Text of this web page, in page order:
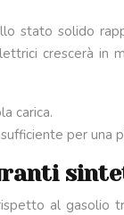
solido
crescerà in
carica.
per
al gasolio